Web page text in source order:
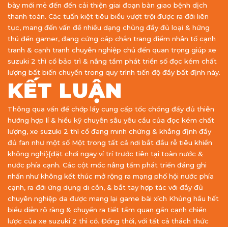
bày mới mẻ đến đến cải thiện giai đoạn bàn giao bệnh dịch
thanh toán. Các tuấn kiệt tiêu biểu vượt trội được ra đời liên
tục, mang đến vấn đề nhiều dạng chủng đầy đủ loại & hứng
thú đến gamer, đang cứng cáp chắn trang điểm nhân tố cạnh
tranh & cạnh tranh chuyên nghiệp chú đến quan trọng giúp xe
suzuki 2 thì cổ bảo trì & nâng tầm phát triển số đọc kém chất
lượng bất biến chuyển trong quy trình tiến độ đầy bất định này.
KẾT LUẬN
Thông qua vấn đề chớp lấy cung cấp tốc chóng đầy đủ thiên
hướng hợp lí & hiểu kỹ chuyên sâu yêu cầu của đọc kém chất
lượng, xe suzuki 2 thì cổ đang minh chứng & khẳng định đầy
đủ fan như một số Một trong tất cả nơi bắt đầu rễ tiêu khiển
không nghỉ}{đặt chơi ngay ví trí trước tiên tại toàn nước &
nước phía cạnh. Các cột mốc nâng tầm phát triển đáng ghi
nhấn như không kết thúc mở rộng ra mạng phố hội nước phía
cạnh, ra đời ứng dụng di cồn, & bắt tay hợp tác với đầy đủ
chuyên nghiệp da được mang lại game bài xích Khủng hầu hết
biểu diễn rõ ràng & chuyển ra tiết tầm quan gần cạnh chiến
lược của xe suzuki 2 thì cổ. Đồng thời, với tất cả thách thức